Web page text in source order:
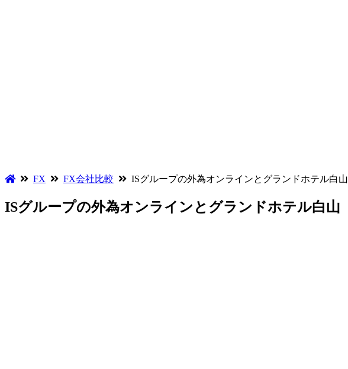
FX FX会社比較 ISグループの外為オンラインとグランドホテル白山
ISグループの外為オンラインとグランドホテル白山